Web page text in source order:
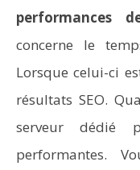
performances
concerne le
Lorsque celui-ci
résultats SEO.
serveur dédié
performantes.